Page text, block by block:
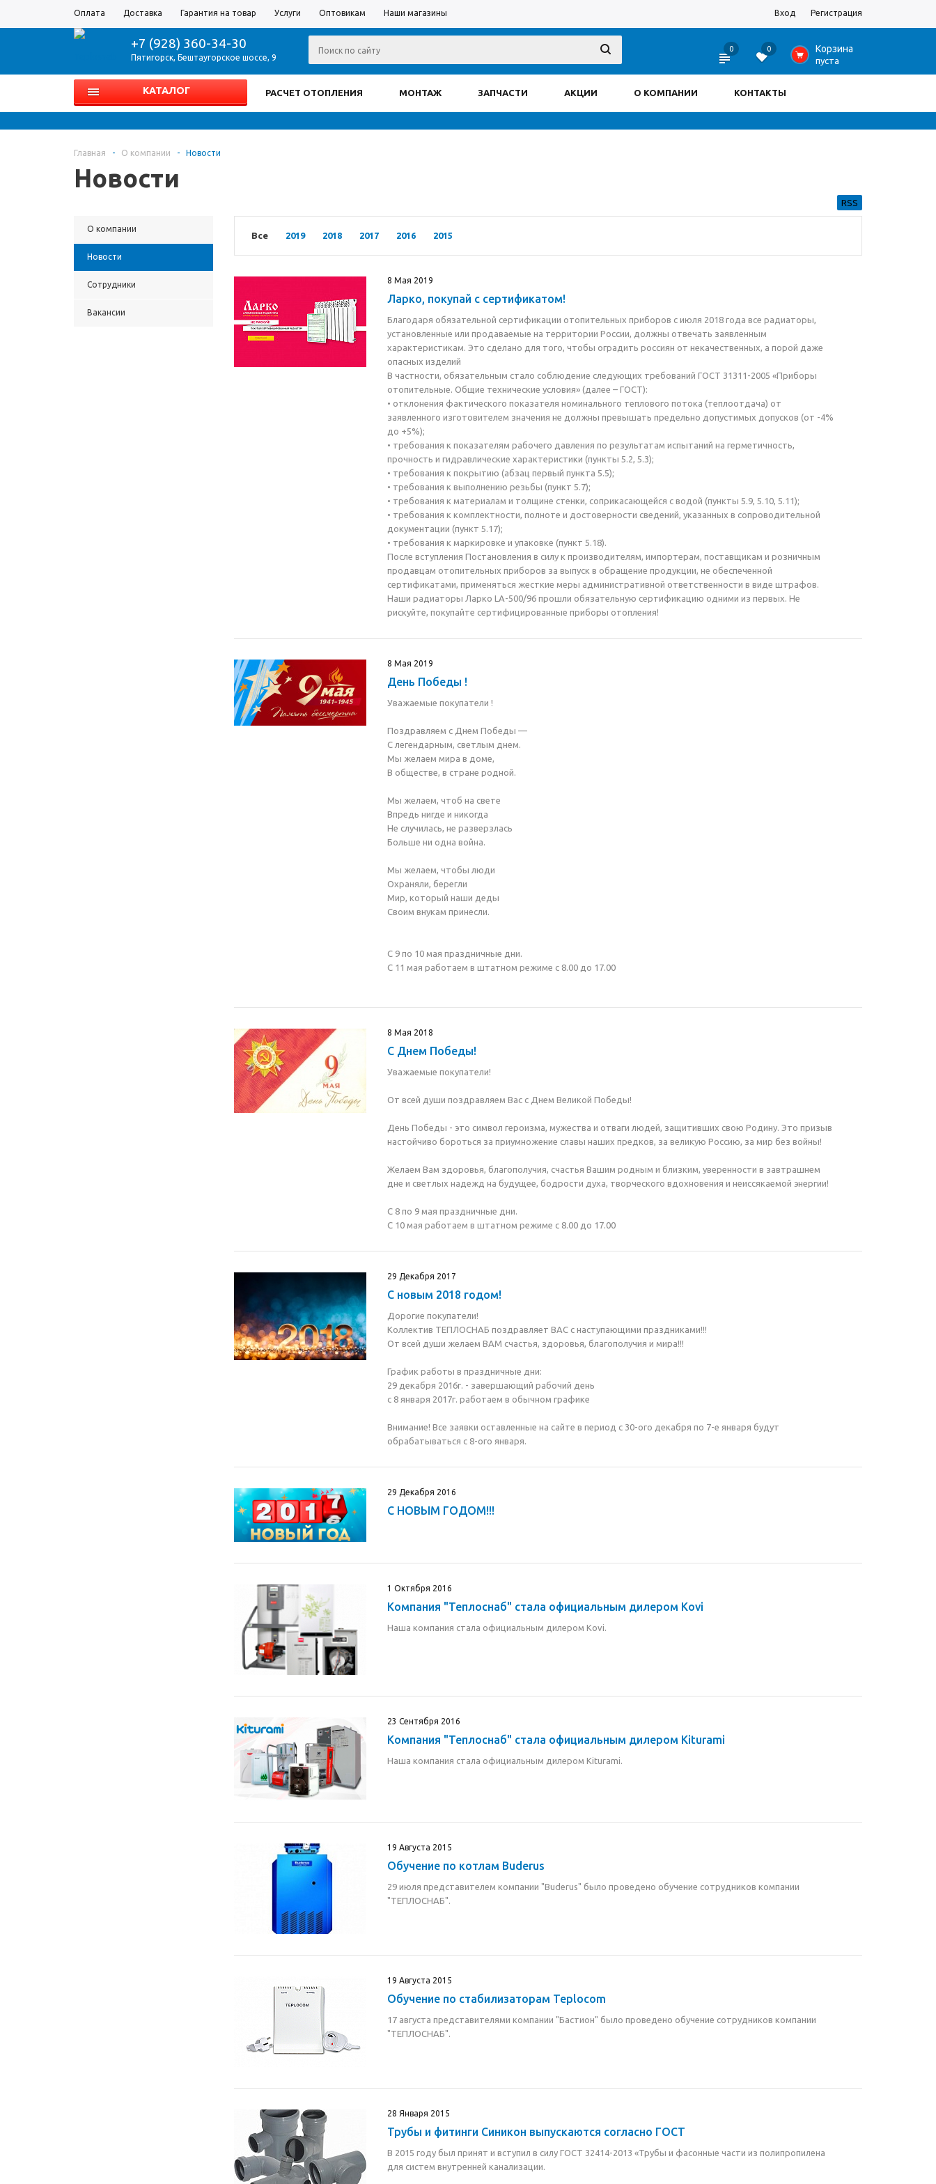
Оплата Доставка Гарантия на товар Услуги Оптовикам Наши магазины Вход Регистрация
+7 (928) 360-34-30
Пятигорск, Бештаугорское шоссе, 9
0 0 0 Корзина
пуста
КАТАЛОГ РАСЧЕТ ОТОПЛЕНИЯ МОНТАЖ ЗАПЧАСТИ АКЦИИ О КОМПАНИИ КОНТАКТЫ
Главная - О компании - Новости
Новости
О компании
Новости
Сотрудники
Вакансии
RSS
Все 2019 2018 2017 2016 2015
8 Мая 2019
Ларко, покупай с сертификатом!
Благодаря обязательной сертификации отопительных приборов с июля 2018 года все радиаторы,
установленные или продаваемые на территории России, должны отвечать заявленным
характеристикам. Это сделано для того, чтобы оградить россиян от некачественных, а порой даже
опасных изделий
В частности, обязательным стало соблюдение следующих требований ГОСТ 31311-2005 «Приборы
отопительные. Общие технические условия» (далее – ГОСТ):
• отклонения фактического показателя номинального теплового потока (теплоотдача) от
заявленного изготовителем значения не должны превышать предельно допустимых допусков (от -4%
до +5%);
• требования к показателям рабочего давления по результатам испытаний на герметичность,
прочность и гидравлические характеристики (пункты 5.2, 5.3);
• требования к покрытию (абзац первый пункта 5.5);
• требования к выполнению резьбы (пункт 5.7);
• требования к материалам и толщине стенки, соприкасающейся с водой (пункты 5.9, 5.10, 5.11);
• требования к комплектности, полноте и достоверности сведений, указанных в сопроводительной
документации (пункт 5.17);
• требования к маркировке и упаковке (пункт 5.18).
После вступления Постановления в силу к производителям, импортерам, поставщикам и розничным
продавцам отопительных приборов за выпуск в обращение продукции, не обеспеченной
сертификатами, применяться жесткие меры административной ответственности в виде штрафов.
Наши радиаторы Ларко LA-500/96 прошли обязательную сертификацию одними из первых. Не
рискуйте, покупайте сертифицированные приборы отопления!
8 Мая 2019
День Победы !
Уважаемые покупатели !
Поздравляем с Днем Победы —
С легендарным, светлым днем.
Мы желаем мира в доме,
В обществе, в стране родной.
Мы желаем, чтоб на свете
Впредь нигде и никогда
Не случилась, не разверзлась
Больше ни одна война.
Мы желаем, чтобы люди
Охраняли, берегли
Мир, который наши деды
Своим внукам принесли.
С 9 по 10 мая праздничные дни.
С 11 мая работаем в штатном режиме с 8.00 до 17.00
8 Мая 2018
С Днем Победы!
Уважаемые покупатели!
От всей души поздравляем Вас с Днем Великой Победы!
День Победы - это символ героизма, мужества и отваги людей, защитивших свою Родину. Это призыв
настойчиво бороться за приумножение славы наших предков, за великую Россию, за мир без войны!
Желаем Вам здоровья, благополучия, счастья Вашим родным и близким, уверенности в завтрашнем
дне и светлых надежд на будущее, бодрости духа, творческого вдохновения и неиссякаемой энергии!
С 8 по 9 мая праздничные дни.
С 10 мая работаем в штатном режиме с 8.00 до 17.00
29 Декабря 2017
С новым 2018 годом!
Дорогие покупатели!
Коллектив ТЕПЛОСНАБ поздравляет ВАС с наступающими праздниками!!!
От всей души желаем ВАМ счастья, здоровья, благополучия и мира!!!
График работы в праздничные дни:
29 декабря 2016г. - завершающий рабочий день
с 8 января 2017г. работаем в обычном графике
Внимание! Все заявки оставленные на сайте в период с 30-ого декабря по 7-е января будут
обрабатываться с 8-ого января.
29 Декабря 2016
С НОВЫМ ГОДОМ!!!
1 Октября 2016
Компания "Теплоснаб" стала официальным дилером Kovi
Наша компания стала официальным дилером Kovi.
23 Сентября 2016
Компания "Теплоснаб" стала официальным дилером Kiturami
Наша компания стала официальным дилером Kiturami.
19 Августа 2015
Обучение по котлам Buderus
29 июля представителем компании "Buderus" было проведено обучение сотрудников компании
"ТЕПЛОСНАБ".
19 Августа 2015
Обучение по стабилизаторам Teplocom
17 августа представителями компании "Бастион" было проведено обучение сотрудников компании
"ТЕПЛОСНАБ".
28 Января 2015
Трубы и фитинги Синикон выпускаются согласно ГОСТ
В 2015 году был принят и вступил в силу ГОСТ 32414-2013 «Трубы и фасонные части из полипропилена
для систем внутренней канализации.